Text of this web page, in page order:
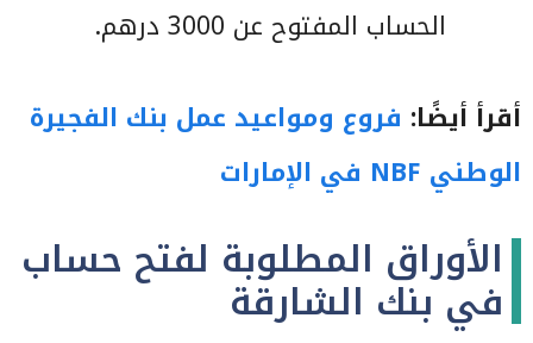
الحساب المفتوح عن 3000 درهم.
أقرأ أيضًا: فروع ومواعيد عمل بنك الفجيرة
الوطني NBF في الإمارات
الأوراق المطلوبة لفتح حساب
في بنك الشارقة